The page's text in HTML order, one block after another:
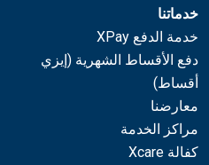
خدماتنا
خدمة الدفع XPay
دفع الأقساط الشهرية (إيزي
أقساط)
معارضنا
مراكز الخدمة
كفالة Xcare